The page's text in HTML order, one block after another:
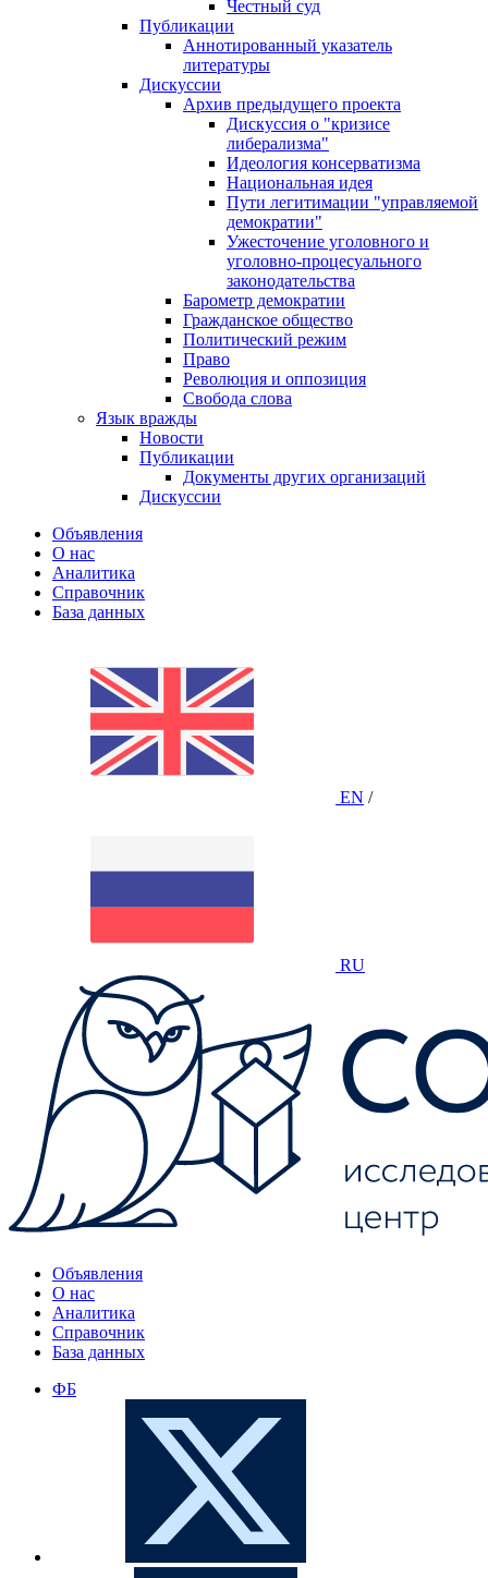
Честный суд
Публикации
Аннотированный указатель
литературы
Дискуссии
Архив предыдущего проекта
Дискуссия о "кризисе
либерализма"
Идеология консерватизма
Национальная идея
Пути легитимации "управляемой
демократии"
Ужесточение уголовного и
уголовно-процесуального
законодательства
Барометр демократии
Гражданское общество
Политический режим
Право
Революция и оппозиция
Свобода слова
Язык вражды
Новости
Публикации
Документы других организаций
Дискуссии
Объявления
О нас
Аналитика
Справочник
База данных
EN /
RU
Объявления
О нас
Аналитика
Справочник
База данных
ФБ